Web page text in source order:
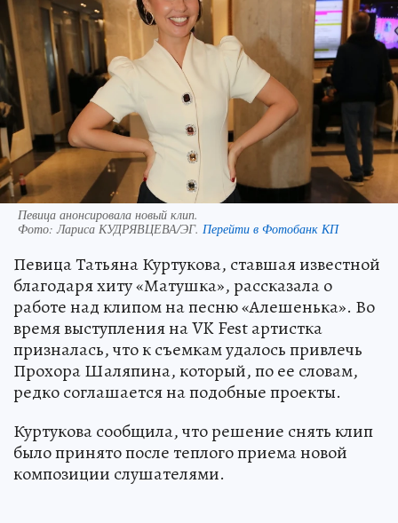
Певица анонсировала новый клип.
Фото:Лариса КУДРЯВЦЕВА/ЭГ. Перейти в Фотобанк КП
Певица Татьяна Куртукова, ставшая известной
благодаря хиту «Матушка», рассказала о
работе над клипом на песню «Алешенька». Во
время выступления на VK Fest артистка
призналась, что к съемкам удалось привлечь
Прохора Шаляпина, который, по ее словам,
редко соглашается на подобные проекты.
Куртукова сообщила, что решение снять клип
было принято после теплого приема новой
композиции слушателями.